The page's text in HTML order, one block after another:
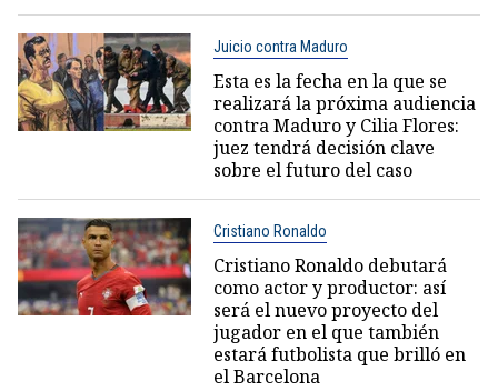
Juicio contra Maduro
Esta es la fecha en la que se
realizará la próxima audiencia
contra Maduro y Cilia Flores:
juez tendrá decisión clave
sobre el futuro del caso
Cristiano Ronaldo
Cristiano Ronaldo debutará
como actor y productor: así
será el nuevo proyecto del
jugador en el que también
estará futbolista que brilló en
el Barcelona